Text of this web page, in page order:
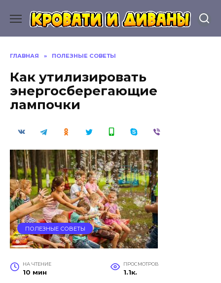
содержанию
ГЛАВНАЯ » ПОЛЕЗНЫЕ СОВЕТЫ
Как утилизировать
энергосберегающие
лампочки
ПОЛЕЗНЫЕ СОВЕТЫ
НА ЧТЕНИЕ
10 мин
ПРОСМОТРОВ
1.1к.